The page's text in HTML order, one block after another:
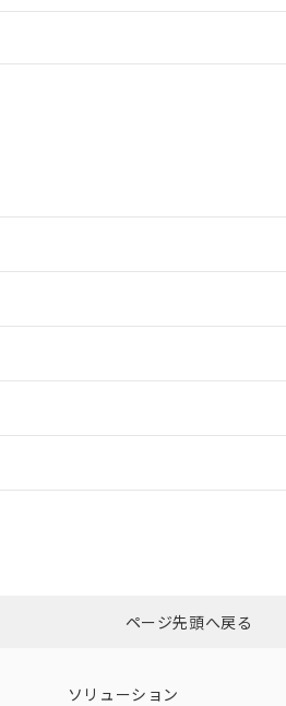
ンロードはこちらページ先頭へ戻る
ソリューション